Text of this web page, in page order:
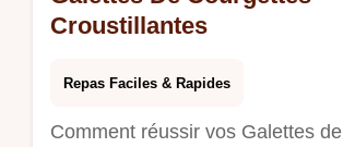
Croustillantes
Repas Faciles & Rapides
Comment réussir vos Galettes de